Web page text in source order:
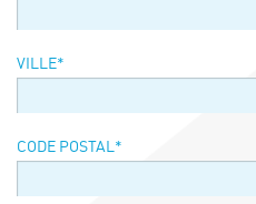
VILLE*
CODE POSTAL*